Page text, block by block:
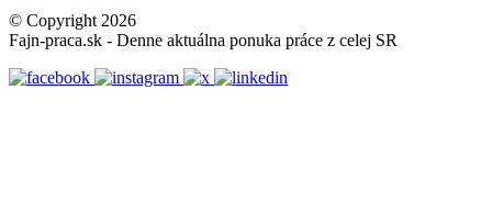
© Copyright 2026
Fajn-praca.sk - Denne aktuálna ponuka práce z celej SR